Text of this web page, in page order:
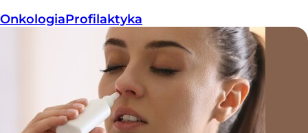
OnkologiaProfilaktyka